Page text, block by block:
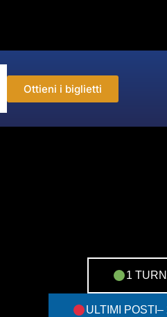
Ottieni i biglietti
1
ULTIMI